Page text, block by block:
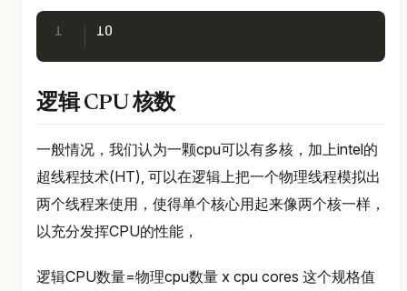
1 10
逻辑 CPU 核数
一般情况，我们认为一颗cpu可以有多核，加上intel的
超线程技术(HT), 可以在逻辑上把一个物理线程模拟出
两个线程来使用，使得单个核心用起来像两个核一样，
以充分发挥CPU的性能，
逻辑CPU数量=物理cpu数量 x cpu cores 这个规格值